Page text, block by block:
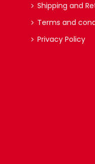
Shipping and
Terms and
Privacy Policy